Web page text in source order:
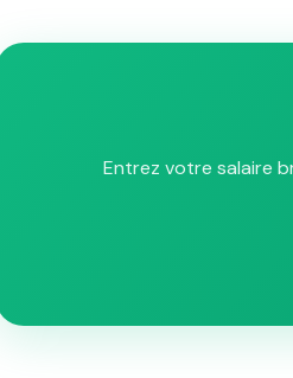
Entrez votre salaire